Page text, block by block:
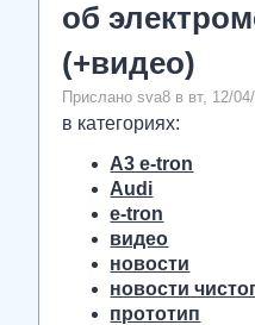
об
(+видео)
Прислано sva8 в вт, 12/
в категориях:
A3 e-tron
Audi
e-tron
видео
новости
новости
прототип